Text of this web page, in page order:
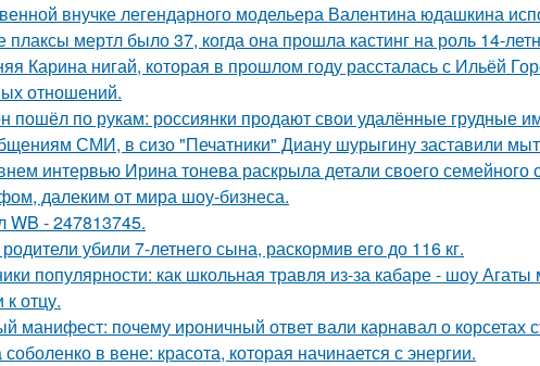
внучке легендарного модельера Валентина юдашкина
плаксы мертл было 37, когда она прошла кастинг на роль 14-
Карина нигай, которая в прошлом году рассталась с Ильёй
отношений.
пошёл по рукам: россиянки продают свои удалённые грудные
СМИ, в сизо "Печатники" Диану шурыгину заставили
интервью Ирина тонева раскрыла детали своего
далеким от мира шоу-бизнеса.
WB - 247813745.
убили 7-летнего сына, раскормив его до 116 кг.
популярности: как школьная травля из-за кабаре - шоу Агаты
отцу.
манифест: почему ироничный ответ вали карнавал о корсетах
в вене: красота, которая начинается с энергии.